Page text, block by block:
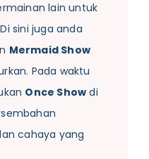
lain untuk
sini juga anda
Mermaid Show
Pada waktu
Once Show di
cahaya yang